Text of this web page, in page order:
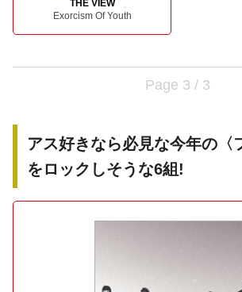
THE VIEW
Exorcism Of Youth
Page 3 / 3
アス好きなら必見な今年の〈
をロックしそうな6組!